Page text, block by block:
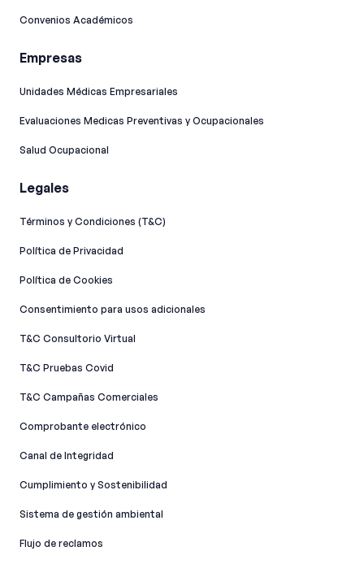
Convenios Académicos
Empresas
Unidades Médicas Empresariales
Evaluaciones Medicas Preventivas y Ocupacionales
Salud Ocupacional
Legales
Términos y Condiciones (T&C)
Política de Privacidad
Política de Cookies
Consentimiento para usos adicionales
T&C Consultorio Virtual
T&C Pruebas Covid
T&C Campañas Comerciales
Comprobante electrónico
Canal de Integridad​
Cumplimiento y Sostenibilidad
Sistema de gestión ambiental
Flujo de reclamos